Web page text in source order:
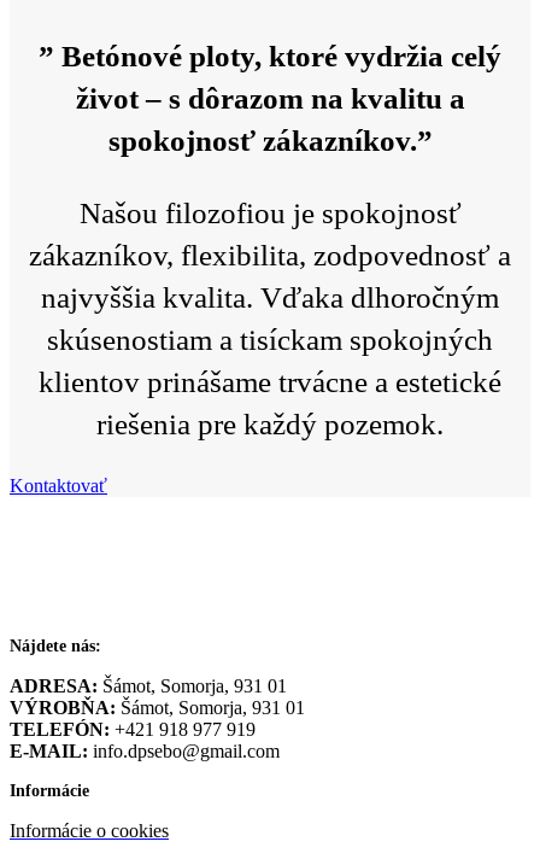
” Betónové ploty, ktoré vydržia celý
život – s dôrazom na kvalitu a
spokojnosť zákazníkov.”
Našou filozofiou je spokojnosť
zákazníkov, flexibilita, zodpovednosť a
najvyššia kvalita. Vďaka dlhoročným
skúsenostiam a tisíckam spokojných
klientov prinášame trvácne a estetické
riešenia pre každý pozemok.
Kontaktovať
Nájdete nás:
ADRESA: Šámot, Somorja, 931 01
VÝROBŇA: Šámot, Somorja, 931 01
TELEFÓN: +421 918 977 919
E-MAIL: info.dpsebo@gmail.com
Informácie
Informácie o cookies